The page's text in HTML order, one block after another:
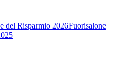
del Risparmio 2026Fuorisalone